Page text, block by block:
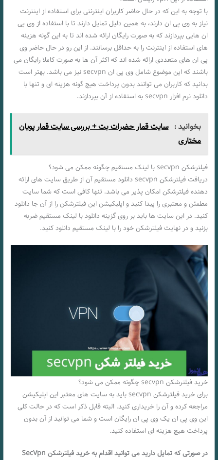
با توجه به این که در حال حاضر کاربران اینترنتی برای استفاده از اینترنت
نیاز به وی پی ان دارند، به همین دلیل تمایل دارند تا با استفاده از وی پی
ان هایی بپردازند که به صورت رایگان ارائه شده اند تا به این گونه هزینه
های استفاده از اینترنت را به حداقل برسانند. از این رو در حال حاضر وی
پی ان های متعددی ارائه شده اند که اکثر آن ها به صورت کاملا رایگان می
باشند که این موضوع شامل وی پی ان secvpn نیز می باشد. بهتر است
بدانید که کاربران می توانند بدون پرداخت هیچ گونه هزینه ای و تنها با
دانلود نرم افزار secvpn به استفاده از آن بپردازند.
بخوانید : سایت قمار حضرات بت + بررسی سایت قمار پویان
مختاری
فیلترشکن secvpn با لینک مستقیم چگونه ممکن می شود؟
دریافت فیلترشکن secvpn دانلود مستقیم آن از طریق سایت های ارائه
دهنده فیلترشکن امکان پذیر می باشد. تنها کافی است که شما سایت
مطمئن و معتبری را پیدا کنید و اپلیکیشن این فیلترشکن را از آن جا دانلود
کنید. در این سایت ها باید بر روی گزینه دانلود با لینک مستقیم ضربه
بزنید و در نهایت فیلترشکن خود را با لینک مستقیم دانلود کنید.
خرید فیلترشکن secvpn چگونه ممکن می شود؟
برای خرید فیلترشکن secvpn باید به سایت های معتبر این اپلیکیشن
مراجعه کرده و آن را خریداری کنید. البته قابل ذکر است که‌ در حالت کلی
این وی پی ان یک وی پی ان رایگان است و شما می توانید از آن بدون
پرداخت هیچ هزینه ای استفاده کنید.
در صورتی که تمایل دارید می توانید اقدام به خرید فیلترشکن SecVpn